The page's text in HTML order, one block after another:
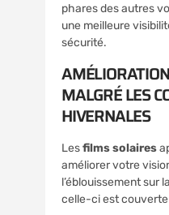
phares des autres
une meilleure
sécurité.
MALGRÉ LES
HIVERNALES
Lesfilms solaires
améliorer votre
l’éblouissement sur
celle-ci est couverte